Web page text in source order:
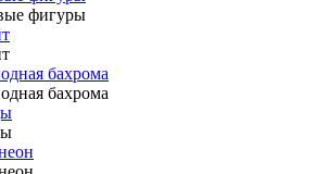
фигуры
бахрома
бахрома